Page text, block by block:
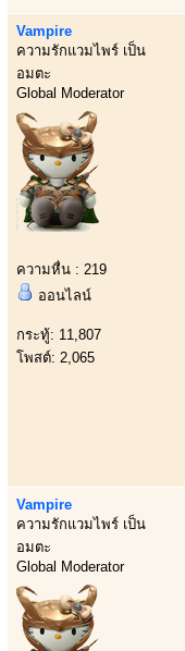
Vampire
ความรักแวมไพร์ เป็น
อมตะ
Global Moderator
ความหื่น : 219
ออนไลน์
กระทู้: 11,807
โพสต์: 2,065
Vampire
ความรักแวมไพร์ เป็น
อมตะ
Global Moderator